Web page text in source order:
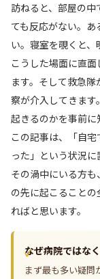
訪ねると、部屋の
ても反応がない。
い。寝室を覗くと、
こうした場面に直
ます。そして救急
察が介入してきま
起きるのかを事前に
この記事は、「自
った」という状況
その渦中にいる方
の先に起こること
ればと思います。
なぜ病院ではな
まず最も多い疑問